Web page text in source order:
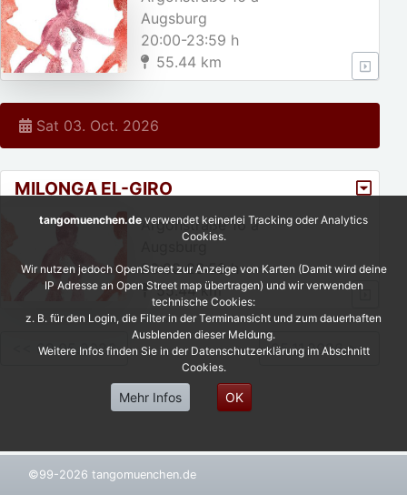
Augsburg
20:00-23:59 h
55.44 km
Sat 03. Oct. 2026
MILONGA EL-GIRO
Argonstraße 16 a
Augsburg
20:00-23:59 h
55.44 km
<< 09.05.2026 05.11.2026 >>
©99-2026 tangomuenchen.de
tangomuenchen.de verwendet keinerlei Tracking oder Analytics
Cookies.
Wir nutzen jedoch OpenStreet zur Anzeige von Karten (Damit wird deine
IP Adresse an Open Street map übertragen) und wir verwenden
technische Cookies:
z. B. für den Login, die Filter in der Terminansicht und zum dauerhaften
Ausblenden dieser Meldung.
Weitere Infos finden Sie in der Datenschutzerklärung im Abschnitt
Cookies.
Mehr Infos OK